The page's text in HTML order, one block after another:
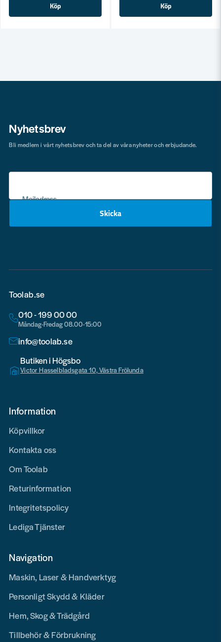
Köp Köp
Nyhetsbrev
Mejladress
Skicka
Bli medlem i vårt nyhetsbrev och ta del av våra nyheter och erbjudande.
Toolab.se
010 - 199 00 00
Måndag-Fredag 08.00-15:00
info@toolab.se
Butiken i Högsbo
Victor Hasselbladsgata 10, Västra Frölunda
Information
Köpvillkor
Kontakta oss
Om Toolab
Returinformation
Integritetspolicy
Lediga Tjänster
Navigation
Maskin, Laser & Handverktyg
Personligt Skydd & Kläder
Hem, Skog & Trädgård
Tillbehör & Förbrukning